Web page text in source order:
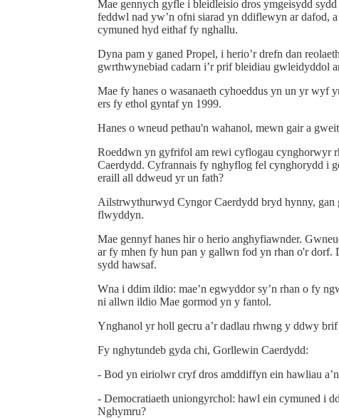
Mae gennych gyfle i bleidleisio dros ymgeisydd
feddwl nad yw’n ofni siarad yn ddiflewyn ar dafod,
cymuned hyd eithaf fy nghallu.
Dyna pam y ganed Propel, i herio’r drefn dan
gwrthwynebiad cadarn i’r prif bleidiau gwleidyddol
Mae fy hanes o wasanaeth cyhoeddus yn un yr wyf
ers fy ethol gyntaf yn 1999.
Hanes o wneud pethau'n wahanol, mewn gair a
Roeddwn yn gyfrifol am rewi cyflogau cynghorwyr
Caerdydd. Cyfrannais fy nghyflog fel cynghorydd i
eraill all ddweud yr un fath?
Ailstrwythurwyd Cyngor Caerdydd bryd hynny, gan
flwyddyn.
Mae gennyf hanes hir o herio anghyfiawnder.
ar fy mhen fy hun pan y gallwn fod yn rhan o'r dorf.
sydd hawsaf.
Wna i ddim ildio: mae’n egwyddor sy’n rhan o fy
ni allwn ildio Mae gormod yn y fantol.
Ynghanol yr holl gecru a’r dadlau rhwng y ddwy
Fy nghytundeb gyda chi, Gorllewin Caerdydd:
- Bod yn eiriolwr cryf dros amddiffyn ein hawliau
- Democratiaeth uniongyrchol: hawl ein cymuned i
Nghymru?